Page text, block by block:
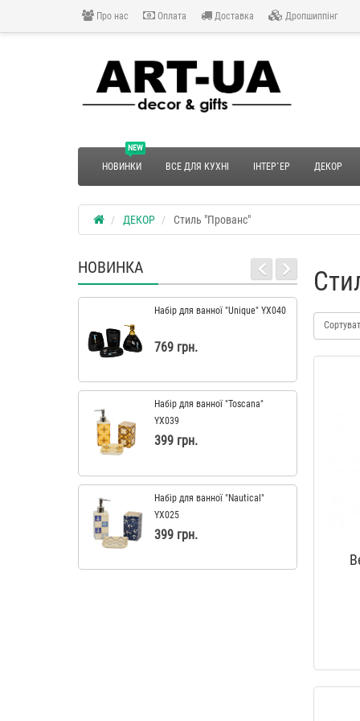
Про нас Оплата Доставка Дропшиппінг
NEW
НОВИНКИ ВСЕ ДЛЯ КУХНІ ІНТЕР`ЕР ДЕКОР
ДЕКОР Стиль "Прованс"
НОВИНКА
Набір для ванної "Unique" YX040
769 грн.
Набір для ванної "Toscana"
YX039
399 грн.
Набір для ванної "Nautical"
YX025
399 грн.